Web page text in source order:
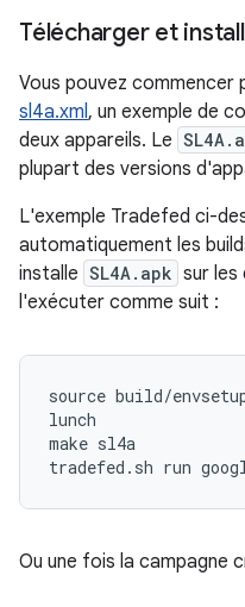
Télécharger et
Vous pouvez commencer
sl4a.xml, un exemple de
deux appareils. Le
plupart des versions
L'exemple Tradefed ci-
automatiquement les
installe SL4A.apk sur les
l'exécuter comme suit :
source build/
lunch
make sl4a
Ou une fois la campagne